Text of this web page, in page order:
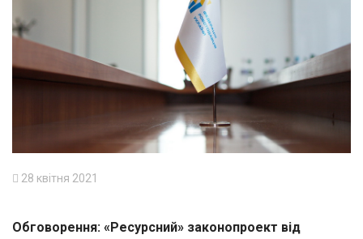
28 квітня 2021
Обговорення: «Ресурсний» законопроект від